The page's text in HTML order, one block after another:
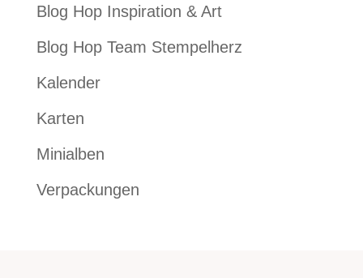
Blog Hop Inspiration & Art
Blog Hop Team Stempelherz
Kalender
Karten
Minialben
Verpackungen